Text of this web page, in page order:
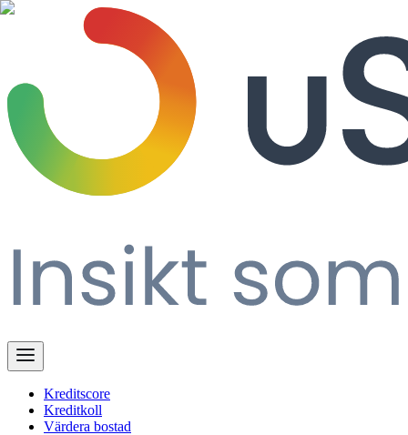
Kreditscore
Kreditkoll
Värdera bostad